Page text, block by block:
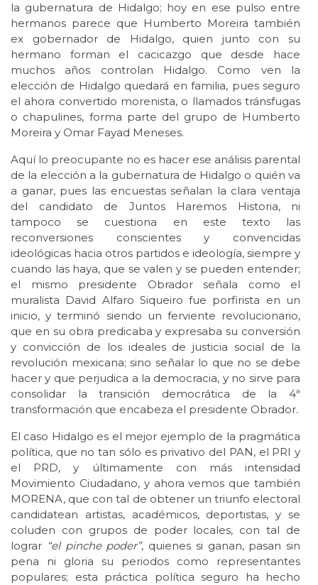
la gubernatura de Hidalgo; hoy en ese pulso entre
hermanos parece que Humberto Moreira también
ex gobernador de Hidalgo, quien junto con su
hermano forman el cacicazgo que desde hace
muchos años controlan Hidalgo. Como ven la
elección de Hidalgo quedará en familia, pues seguro
el ahora convertido morenista, o llamados tránsfugas
o chapulines, forma parte del grupo de Humberto
Moreira y Omar Fayad Meneses.
Aquí lo preocupante no es hacer ese análisis parental
de la elección a la gubernatura de Hidalgo o quién va
a ganar, pues las encuestas señalan la clara ventaja
del candidato de Juntos Haremos Historia, ni
tampoco se cuestiona en este texto las
reconversiones conscientes y convencidas
ideológicas hacia otros partidos e ideología, siempre y
cuando las haya, que se valen y se pueden entender;
el mismo presidente Obrador señala como el
muralista David Alfaro Siqueiro fue porfirista en un
inicio, y terminó siendo un ferviente revolucionario,
que en su obra predicaba y expresaba su conversión
y convicción de los ideales de justicia social de la
revolución mexicana; sino señalar lo que no se debe
hacer y que perjudica a la democracia, y no sirve para
consolidar la transición democrática de la 4ª
transformación que encabeza el presidente Obrador.
El caso Hidalgo es el mejor ejemplo de la pragmática
política, que no tan sólo es privativo del PAN, el PRI y
el PRD, y últimamente con más intensidad
Movimiento Ciudadano, y ahora vemos que también
MORENA, que con tal de obtener un triunfo electoral
candidatean artistas, académicos, deportistas, y se
coluden con grupos de poder locales, con tal de
lograr “el pinche poder”, quienes si ganan, pasan sin
pena ni gloria su periodos como representantes
populares; esta práctica política seguro ha hecho